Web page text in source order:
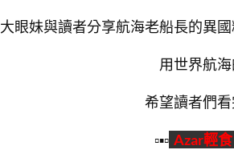
大眼妹與讀者分享航海老船長的異
用世界航
希望讀者們
▫▪▫ Azar輕